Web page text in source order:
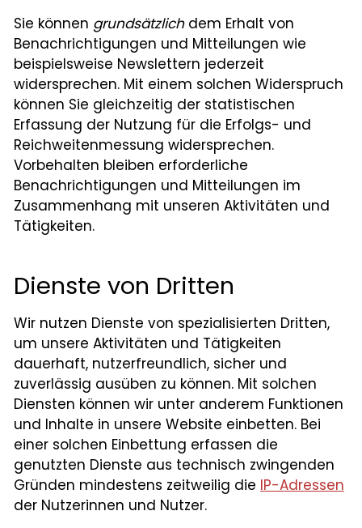
Sie können grundsätzlichdem Erhalt von
Benachrichtigungen und Mitteilungen wie
beispielsweise Newslettern jederzeit
widersprechen. Mit einem solchen Widerspruch
können Sie gleichzeitig der statistischen
Erfassung der Nutzung für die Erfolgs- und
Reichweitenmessung widersprechen.
Vorbehalten bleiben erforderliche
Benachrichtigungen und Mitteilungen im
Zusammenhang mit unseren Aktivitäten und
Tätigkeiten.
Dienste von Dritten
Wir nutzen Dienste von spezialisierten Dritten,
um unsere Aktivitäten und Tätigkeiten
dauerhaft, nutzerfreundlich, sicher und
zuverlässig ausüben zu können. Mit solchen
Diensten können wir unter anderem Funktionen
und Inhalte in unsere Website einbetten. Bei
einer solchen Einbettung erfassen die
genutzten Dienste aus technisch zwingenden
Gründen mindestens zeitweilig die IP-Adressen
der Nutzerinnen und Nutzer.